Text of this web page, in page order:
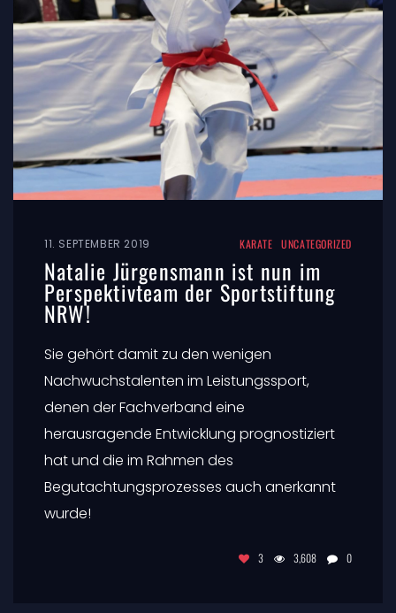
11. SEPTEMBER 2019 KARATE UNCATEGORIZED
Natalie Jürgensmann ist nun im
Perspektivteam der Sportstiftung
NRW!
Sie gehört damit zu den wenigen
Nachwuchstalenten im Leistungssport,
denen der Fachverband eine
herausragende Entwicklung prognostiziert
hat und die im Rahmen des
Begutachtungsprozesses auch anerkannt
wurde!
3 3,608 0